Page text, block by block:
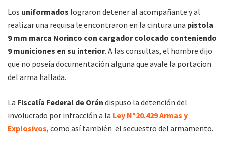
Los uniformados lograron detener al acompañante y al
realizar una requisa le encontraron en la cintura una pistola
9 mm marca Norinco con cargador colocado conteniendo
9 municiones en su interior. A las consultas, el hombre dijo
que no poseía documentación alguna que avale la portacion
del arma hallada.
La Fiscalía Federal de Orán dispuso la detención del
involucrado por infracción a la Ley Nº20.429 Armas y
Explosivos, como así también el secuestro del armamento.